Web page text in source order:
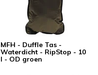
MFH - Duffle Tas -
Waterdicht - RipStop - 10
l - OD groen